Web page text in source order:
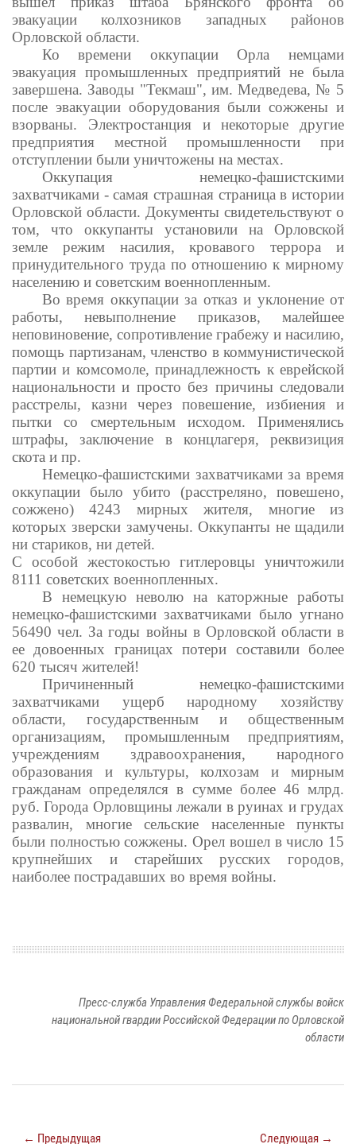
эвакуации колхозников западных районов
Орловской области.
Ко времени оккупации Орла немцами
эвакуация промышленных предприятий не была
завершена. Заводы "Текмаш", им. Медведева, № 5
после эвакуации оборудования были сожжены и
взорваны. Электростанция и некоторые другие
предприятия местной промышленности при
отступлении были уничтожены на местах.
Оккупация немецко-фашистскими
захватчиками - самая страшная страница в истории
Орловской области. Документы свидетельствуют о
том, что оккупанты установили на Орловской
земле режим насилия, кровавого террора и
принудительного труда по отношению к мирному
населению и советским военнопленным.
Во время оккупации за отказ и уклонение от
работы, невыполнение приказов, малейшее
неповиновение, сопротивление грабежу и насилию,
помощь партизанам, членство в коммунистической
партии и комсомоле, принадлежность к еврейской
национальности и просто без причины следовали
расстрелы, казни через повешение, избиения и
пытки со смертельным исходом. Применялись
штрафы, заключение в концлагеря, реквизиция
скота и пр.
Немецко-фашистскими захватчиками за время
оккупации было убито (расстреляно, повешено,
сожжено) 4243 мирных жителя, многие из
которых зверски замучены. Оккупанты не щадили
ни стариков, ни детей.
С особой жестокостью гитлеровцы уничтожили
8111 советских военнопленных.
В немецкую неволю на каторжные работы
немецко-фашистскими захватчиками было угнано
56490 чел. За годы войны в Орловской области в
ее довоенных границах потери составили более
620 тысяч жителей!
Причиненный немецко-фашистскими
захватчиками ущерб народному хозяйству
области, государственным и общественным
организациям, промышленным предприятиям,
учреждениям здравоохранения, народного
образования и культуры, колхозам и мирным
гражданам определялся в сумме более 46 млрд.
руб. Города Орловщины лежали в руинах и грудах
развалин, многие сельские населенные пункты
были полностью сожжены. Орел вошел в число 15
крупнейших и старейших русских городов,
наиболее пострадавших во время войны.
Пресс-служба Управления Федеральной службы войск
национальной гвардии Российской Федерации по Орловской
области
← Предыдущая Следующая →